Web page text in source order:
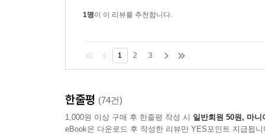
1명이 이 리뷰를 추천합니다.
1 2 3
한줄평 (74건)
1,000원 이상 구매 후 한줄평 작성 시 일반회원 50원, 마니
eBook은 다운로드 후 작성한 리뷰만 YES포인트 지급됩니